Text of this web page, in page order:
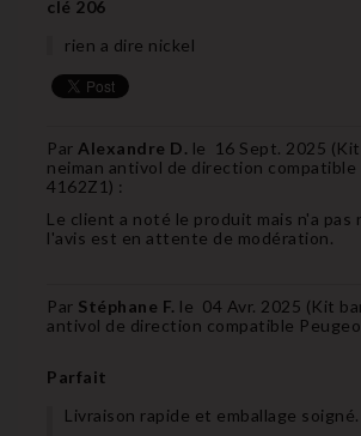
clé 206
rien a dire nickel
Par Alexandre D. le 16 Sept. 2025 (
neiman antivol de direction
4162Z1) :
Le client a noté le produit mais n'a pas
l'avis est en attente de modération.
Par Stéphane F. le 04 Avr. 2025 (Kit
antivol de direction compatible
Parfait
Livraison rapide et emballage soigné.